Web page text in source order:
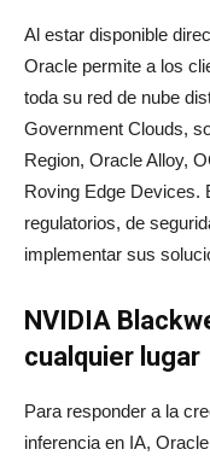
Al estar disponible
Oracle permite a los
toda su red de nube
Government Clouds,
Region, Oracle Alloy,
Roving Edge Devices.
regulatorios, de
implementar sus
NVIDIA
cualquier lugar
Para responder a la
inferencia en IA,